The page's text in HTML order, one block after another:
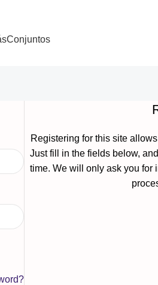
Conjuntos
Registering for this site
Just fill in the fields below,
time. We will only ask you for